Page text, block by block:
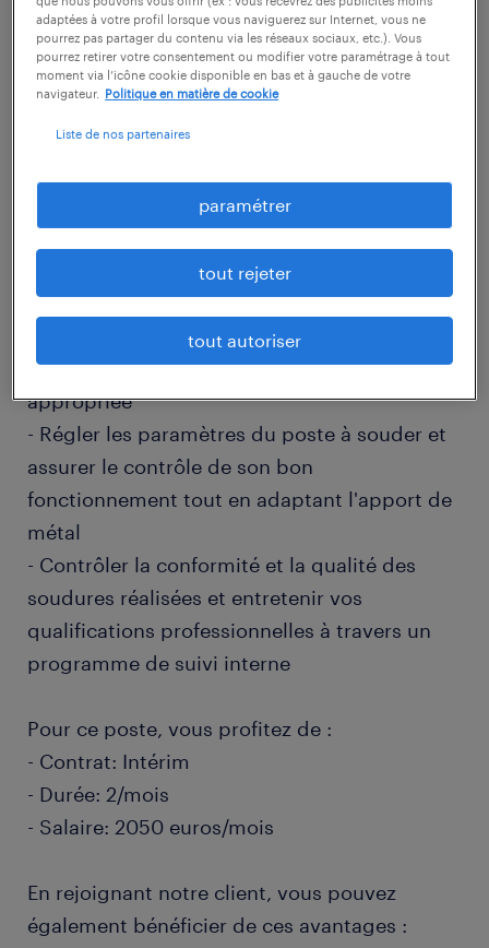
descriptif du poste
Quels défis motivants souhaitez-vous relever
en tant que Soudeur tig (F/H) chez notre
Vous serez en charge de réaliser des
tout en garantissant la qualité et la
conformité des soudures effectuées
- Lire et interpréter des plans techniques afin
de déterminer la méthode de soudage
appropriée
- Régler les paramètres du poste à souder et
assurer le contrôle de son bon
fonctionnement tout en adaptant l'apport de
métal
- Contrôler la conformité et la qualité des
soudures réalisées et entretenir vos
qualifications professionnelles à travers un
programme de suivi interne
Pour ce poste, vous profitez de :
- Contrat: Intérim
- Durée: 2/mois
- Salaire: 2050 euros/mois
En rejoignant notre client, vous pouvez
également bénéficier de ces avantages :
adaptées à votre profil lorsque vous naviguerez sur Internet, vous ne
pourrez pas partager du contenu via les réseaux sociaux, etc.). Vous
pourrez retirer votre consentement ou modifier votre paramétrage à tout
moment via l’icône cookie disponible en bas et à gauche de votre
navigateur.
Politique en matière de cookie
Liste de nos partenaires
paramétrer
tout rejeter
tout autoriser